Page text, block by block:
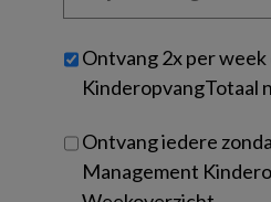
je?
Untitled
Ontvang 2x per week
KinderopvangTotaal
Ontvang iedere
Management